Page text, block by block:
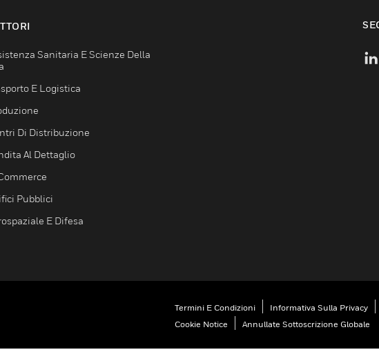
Sanitaria E Scienze Della
E Logistica
Di Distribuzione
Al Dettaglio
Pubblici
E Difesa
Termini E Condizioni Informativa Sulla Privacy
Cookie Notice
Annullate Sottoscrizione Globale